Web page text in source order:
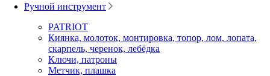
Ручной инструмент
PATRIOT
Киянка, молоток, монтировка, топор, лом, лопата,
скарпель, черенок, лебёдка
Ключи, патроны
Метчик, плашка